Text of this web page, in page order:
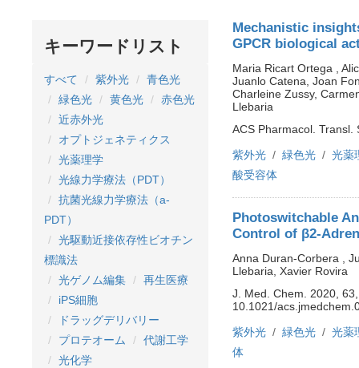
キーワードリスト
すべて 紫外光
青色光
緑色光
黄色光
赤色光
近赤外光
オプトジェネティクス
光薬理学
光線力学療法（PDT）
抗菌光線力学療法（a-
PDT）
光駆動近接依存性ビオチン
標識法
光ゲノム編集
再生医療
iPS細胞
ドラッグデリバリー
プロテオーム
代謝工学
光化学
Mechanistic
GPCR biological
Maria Ricart Ortega ,
Juanlo Catena, Joan
Charleine Zussy,
Llebaria
ACS Pharmacol.
紫外光
緑色光
光薬
酸受容体
Photoswitchable
Control of β2-
Anna Duran-Corbera ,
Llebaria, Xavier Rovira
J. Med. Chem. 2020,
10.1021/
紫外光
緑色光
光薬
体